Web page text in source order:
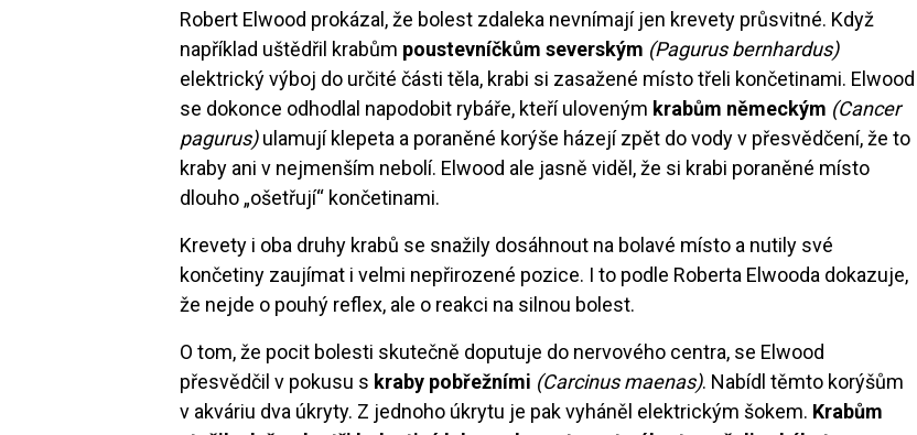
Robert Elwood prokázal, že bolest zdaleka nevnímají jen krevety průsvitné. Když
například uštědřil krabům poustevníčkům severským (Pagurus bernhardus)
elektrický výboj do určité části těla, krabi si zasažené místo třeli končetinami. Elwood
se dokonce odhodlal napodobit rybáře, kteří uloveným krabům německým (Cancer
pagurus)ulamují klepeta a poraněné korýše házejí zpět do vody v přesvědčení, že to
kraby ani v nejmenším nebolí. Elwood ale jasně viděl, že si krabi poraněné místo
dlouho „ošetřují“ končetinami.
Krevety i oba druhy krabů se snažily dosáhnout na bolavé místo a nutily své
končetiny zaujímat i velmi nepřirozené pozice. I to podle Roberta Elwooda dokazuje,
že nejde o pouhý reflex, ale o reakci na silnou bolest.
O tom, že pocit bolesti skutečně doputuje do nervového centra, se Elwood
přesvědčil v pokusu s kraby pobřežními (Carcinus maenas). Nabídl těmto korýšům
v akváriu dva úkryty. Z jednoho úkrytu je pak vyháněl elektrickým šokem. Krabům